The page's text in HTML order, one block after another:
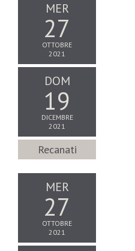
MER
27
OTTOBRE
2021
DOM
19
DICEMBRE
2021
Recanati
MER
27
OTTOBRE
2021